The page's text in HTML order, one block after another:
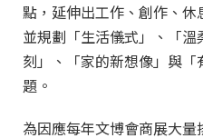
點，延伸出工作、創作、休
並規劃「生活儀式」、「溫
刻」、「家的新想像」與
題。
為因應每年文博會商展大量